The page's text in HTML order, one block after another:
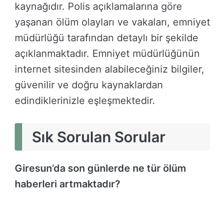
kaynağıdır. Polis açıklamalarına göre
yaşanan ölüm olayları ve vakaları, emniyet
müdürlüğü tarafından detaylı bir şekilde
açıklanmaktadır. Emniyet müdürlüğünün
internet sitesinden alabileceğiniz bilgiler,
güvenilir ve doğru kaynaklardan
edindiklerinizle eşleşmektedir.
Sık Sorulan Sorular
Giresun’da son günlerde ne tür ölüm
haberleri artmaktadır?